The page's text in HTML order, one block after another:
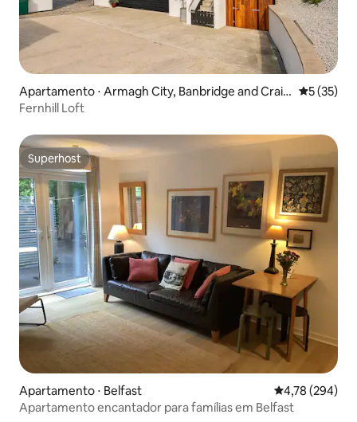
Apartamento ⋅ Armagh City, Banbridge and Craig
avon
5 de uma
5 (35)
Fernhill Loft
Superhost
Superhost
Apartamento ⋅ Belfast 4,78 de uma
4,78 (294)
Apartamento encantador para famílias em Belfast